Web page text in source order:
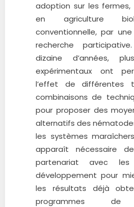
adoption sur les fermes,
en agriculture
conventionnelle, par
recherche
dizaine d’années,
expérimentaux ont
l’effet de différentes
combinaisons de
pour proposer des
alternatifs des
les systèmes
apparaît nécessaire
partenariat avec
développement pour
les résultats déjà
programmes de